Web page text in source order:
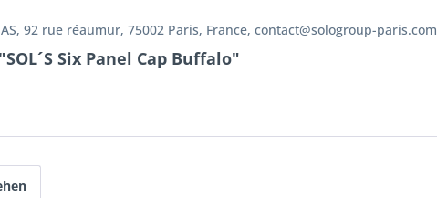
92 rue réaumur, 75002 Paris, France, contact@sologroup-paris.com
Six Panel Cap Buffalo"